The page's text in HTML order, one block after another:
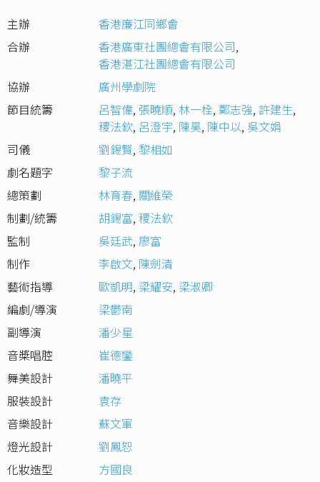
主辦
香港廉江同鄉會
合辦
香港廣東社團總會有限公司,
香港湛江社團總會有限公司
協辦
廣州學劇院
節目統籌
呂智偉, 張曉順,林一栓, 鄭志強,許建生,
稷法欽, 呂澄宇, 陳昊, 陳中以, 吳文娟
司儀
劉錫賢,黎相如
劇名題字
黎子流
總策劃
林育春, 關維榮
制劃/統籌
胡錫富,稷法欽
監制
吳廷武, 廖富
制作
李啟文, 陳劍清
藝術指導
歐凱明, 梁耀安, 梁淑卿
編劇/導演
梁鬱南
副導演
潘少星
音槳唱腔
崔德鑾
舞美設計
潘曉平
服裝設計
袁存
音樂設計
蘇文軍
燈光設計
劉鳳恕
化妝造型
方國良